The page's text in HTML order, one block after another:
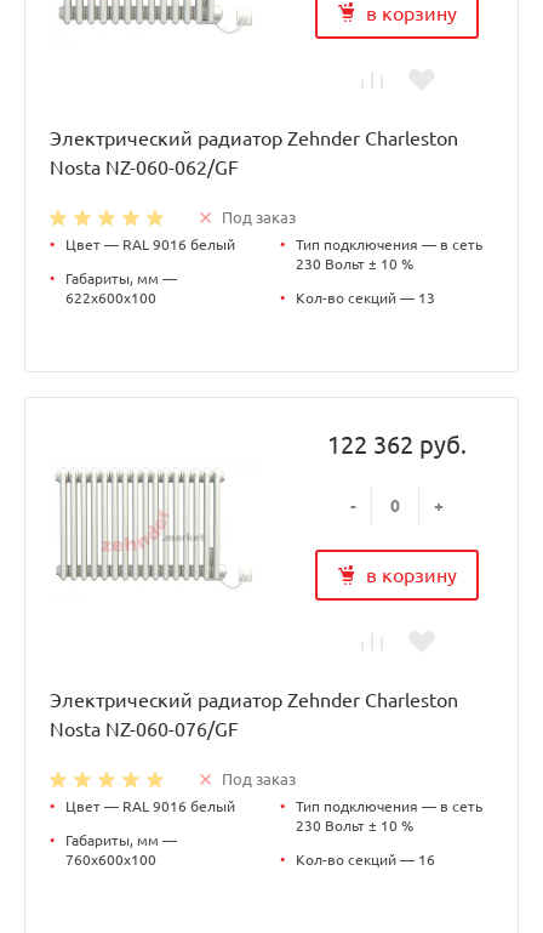
в корзину
Электрический радиатор Zehnder Charleston
Nosta NZ-060-062/GF
Под заказ
• Цвет — RAL 9016 белый
•
Габариты, мм —
622х600х100
•
Тип подключения — в сеть
230 Вольт ± 10 %
• Кол-во секций — 13
122 362 руб.
- +
в корзину
Электрический радиатор Zehnder Charleston
Nosta NZ-060-076/GF
Под заказ
• Цвет — RAL 9016 белый
•
Габариты, мм —
760х600х100
•
Тип подключения — в сеть
230 Вольт ± 10 %
• Кол-во секций — 16